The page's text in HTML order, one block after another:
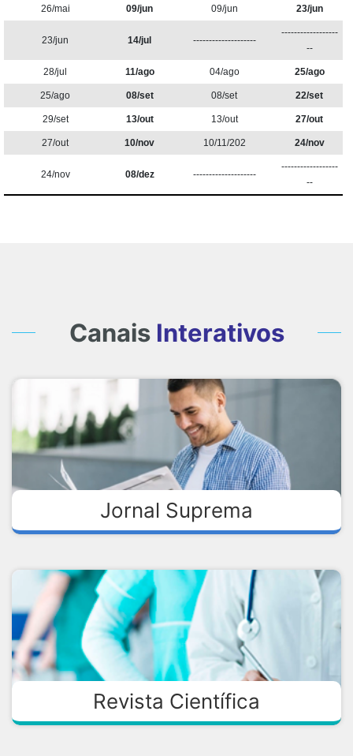
26/mai 09/jun 09/jun 23/jun
23/jun 14/jul --------------------
------------------
--
28/jul 11/ago 04/ago 25/ago
25/ago 08/set 08/set 22/set
29/set 13/out 13/out 27/out
27/out 10/nov 10/11/202 24/nov
24/nov 08/dez --------------------
------------------
--
Canais Interativos
Jornal Suprema
Revista Científica